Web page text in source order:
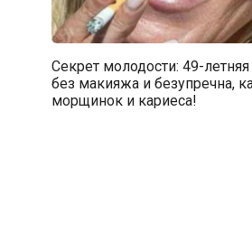
Секрет молодости: 49-
без макияжа и безупречна,
морщинок и кариеса!